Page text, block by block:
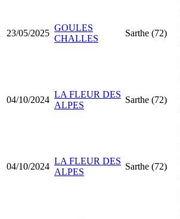
23/05/2025
GOULES
CHALLES
Sarthe (72)
04/10/2024
LA FLEUR DES
ALPES
Sarthe (72)
04/10/2024
LA FLEUR DES
ALPES
Sarthe (72)